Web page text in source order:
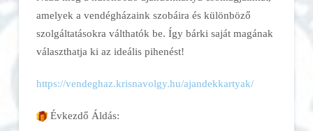
amelyek a vendégházaink szobáira és különböző
szolgáltatásokra válthatók be. Így bárki saját magának
választhatja ki az ideális pihenést!
https://vendeghaz.krisnavolgy.hu/ajandekkartyak/
Évkezdő Áldás: